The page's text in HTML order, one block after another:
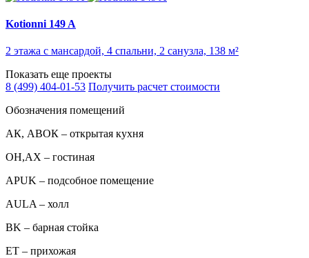
Kotionni 149 A
2 этажа с мансардой, 4 спальни, 2 санузла, 138 м²
Показать еще проекты
8 (499) 404-01-53 Получить расчет стоимости
Обозначения помещений
АК, АВОК – открытая кухня
ОН,AX – гостиная
APUK – подсобное помещение
AULA – холл
BK – барная стойка
ET – прихожая